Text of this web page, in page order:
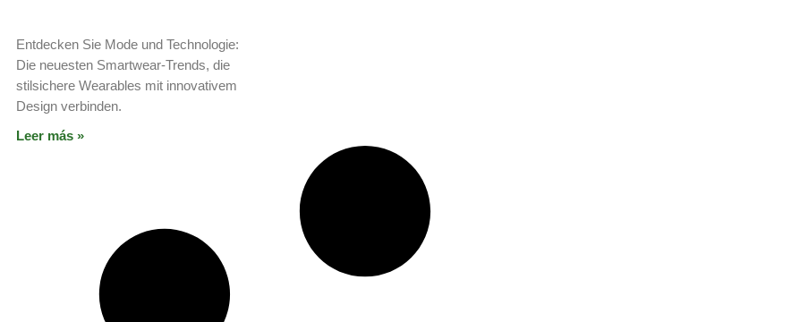
Entdecken Sie Mode und Technologie:
Die neuesten Smartwear-Trends, die
stilsichere Wearables mit innovativem
Design verbinden.
Leer más »